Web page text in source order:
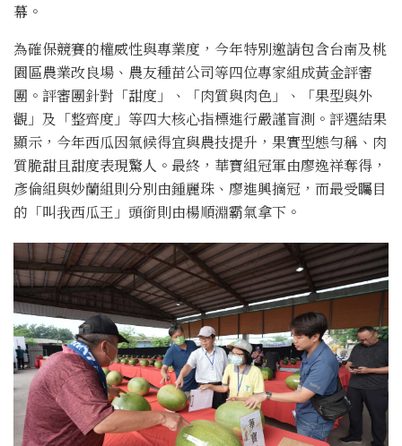
幕。
為確保競賽的權威性與專業度，今年特別邀請包含台南及桃
園區農業改良場、農友種苗公司等四位專家組成黃金評審
團。評審團針對「甜度」、「肉質與肉色」、「果型與外
觀」及「整齊度」等四大核心指標進行嚴謹盲測。評選結果
顯示，今年西瓜因氣候得宜與農技提升，果實型態勻稱、肉
質脆甜且甜度表現驚人。最終，華寶組冠軍由廖逸祥奪得，
彥倫組與妙蘭組則分別由鍾麗珠、廖進興摘冠，而最受矚目
的「叫我西瓜王」頭銜則由楊順淵霸氣拿下。